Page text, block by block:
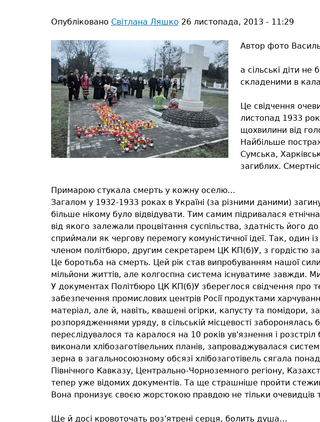
Опубліковано Світлана Ляшко 26 листопада, 2013 - 11:29
Автор фото
а сільські діти
складеними в
Це свідчення
листопад 1933
щохвилини від
Найбільше
Сумська,
загиблих.
Примарою стукала смерть у кожну оселю…
Загалом у 1932-1933 роках в Україні (за різними даними)
більше нікому було відвідувати. Тим самим підривалася
від якого залежали процвітання суспільства, здатність його
сприймали як чергову перемогу комуністичної ідеї. Так, один
членом політбюро, другим секретарем ЦК КП(б)У, з гордістю
Це боротьба на смерть. Цей рік став випробуванням нашої сили
мільйони життів, але колгоспна система існуватиме завжди.
У документах Політбюро ЦК КП(б)У збереглося свідчення про
забезпечення промислових центрів Росії продуктами
матеріал, але й, навіть, квашені огірки, капусту та
розпорядженнями уряду, в сільській місцевості
переслідувалося та каралося на 10 років ув'язнення і
виконали хлібозаготівельних планів, запроваджувалася
зерна в загальносоюзному обсязі хлібозаготівель сягала
Північного Кавказу, Центрально-Чорноземного регіону,
тепер уже відомих документів. Та ще страшніше пройти
Вона пронизує своєю жорстокою правдою не тільки
Ще й досі кровоточать роз'ятрені серця, болить душа…